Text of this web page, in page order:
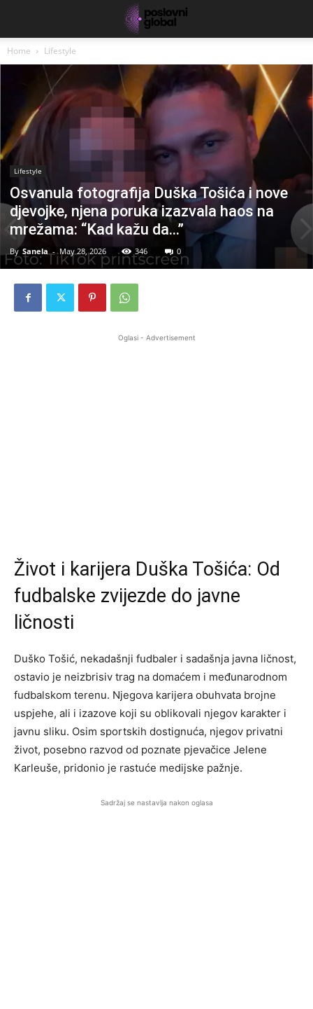
Home Lifestyle
Lifestyle
Osvanula fotografija Duška Tošića i nove
djevojke, njena poruka izazvala haos na
mrežama: “Kad kažu da…”
By Sanela - May 28, 2026 346 0
Oglasi - Advertisement
Život i karijera Duška Tošića: Od
fudbalske zvijezde do javne
ličnosti
Duško Tošić, nekadašnji fudbaler i sadašnja javna ličnost,
ostavio je neizbrisiv trag na domaćem i međunarodnom
fudbalskom terenu. Njegova karijera obuhvata brojne
uspjehe, ali i izazove koji su oblikovali njegov karakter i
javnu sliku. Osim sportskih dostignuća, njegov privatni
život, posebno razvod od poznate pjevačice Jelene
Karleuše, pridonio je rastuće medijske pažnje.
Sadržaj se nastavlja nakon oglasa